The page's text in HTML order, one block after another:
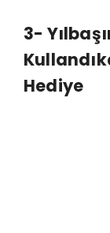
3-
Hediye